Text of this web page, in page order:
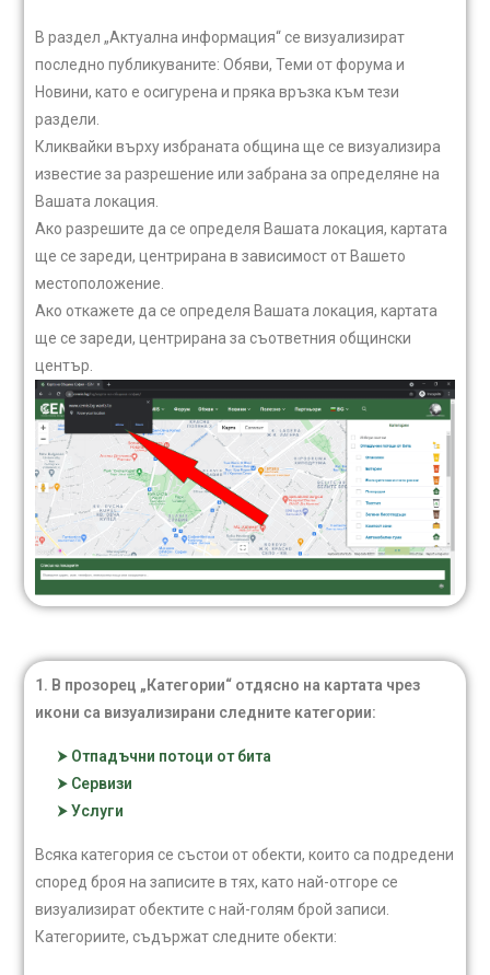
В раздел „Актуална информация“ се визуализират
последно публикуваните: Обяви, Теми от форума и
Новини, като е осигурена и пряка връзка към тези
раздели.
Кликвайки върху избраната община ще се визуализира
известие за разрешение или забрана за определяне на
Вашата локация.
Ако разрешите да се определя Вашата локация, картата
ще се зареди, центрирана в зависимост от Вашето
местоположение.
Ако откажете да се определя Вашата локация, картата
ще се зареди, центрирана за съответния общински
център.
1. В прозорец „Категории“ отдясно на картата чрез
икони са визуализирани следните категории:
Отпадъчни потоци от бита
Сервизи
Услуги
Всяка категория се състои от обекти, които са подредени
според броя на записите в тях, като най-отгоре се
визуализират обектите с най-голям брой записи.
Категориите, съдържат следните обекти: